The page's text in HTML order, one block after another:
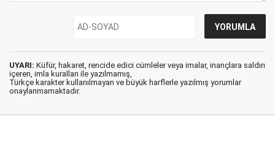
UYARI: Küfür, hakaret, rencide edici cümleler veya imalar, inançlara saldırı
içeren, imla kuralları ile yazılmamış,
Türkçe karakter kullanılmayan ve büyük harflerle yazılmış yorumlar
onaylanmamaktadır.